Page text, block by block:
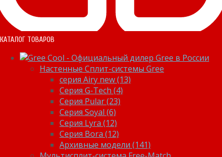
КАТАЛОГ ТОВАРОВ
Настенные Сплит-системы Gree
серия Airy new (13)
Серия G-Tech (4)
Серия Pular (23)
Cерия Soyal (6)
Серия Lyra (12)
Серия Bora (12)
Архивные модели (141)